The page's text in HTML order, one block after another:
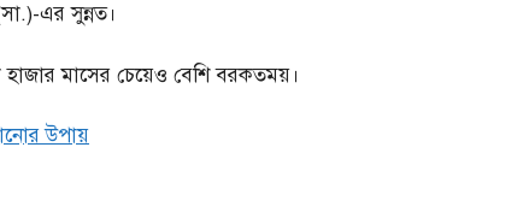
এর সুন্নত।
মাসের চেয়েও বেশি বরকতময়।
উপায়